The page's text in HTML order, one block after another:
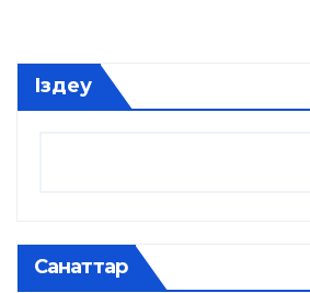
Іздеу
Санаттар